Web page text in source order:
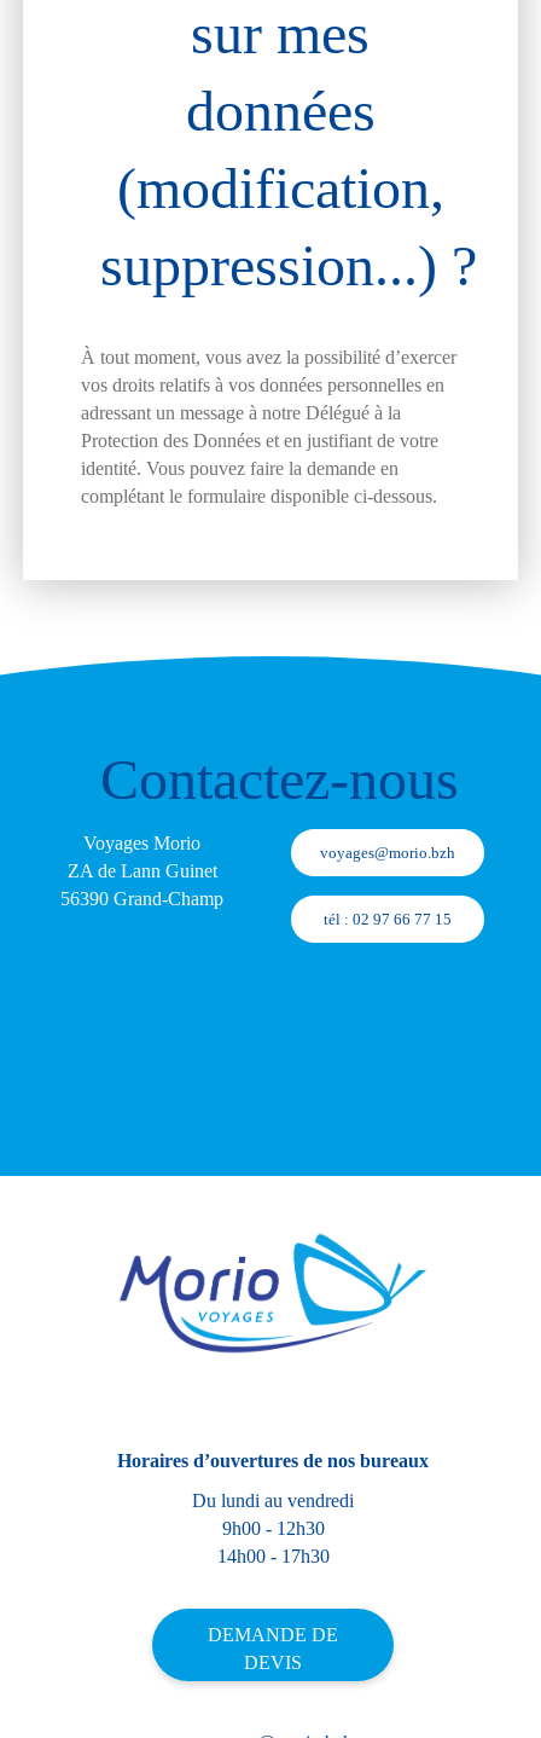
sur mes
données
(modification,
suppression...) ?
À tout moment, vous avez la possibilité d’exercer
vos droits relatifs à vos données personnelles en
adressant un message à notre Délégué à la
Protection des Données et en justifiant de votre
identité. Vous pouvez faire la demande en
complétant le formulaire disponible ci-dessous.
Contactez-nous
Voyages Morio
ZA de Lann Guinet
56390 Grand-Champ
voyages@morio.bzh
tél :02 97 66 77 15
Horaires d’ouvertures de nos bureaux
Du lundi au vendredi
9h00 - 12h30
14h00 - 17h30
DEMANDE DE
DEVIS